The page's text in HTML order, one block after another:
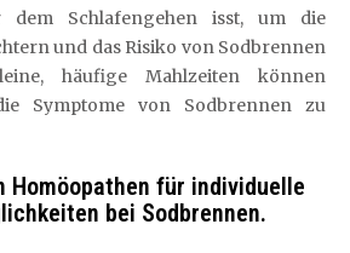
dem Schlafengehen isst, um die
und das Risiko von Sodbrennen
häufige Mahlzeiten können
Symptome von Sodbrennen zu
Homöopathen für individuelle
bei Sodbrennen.